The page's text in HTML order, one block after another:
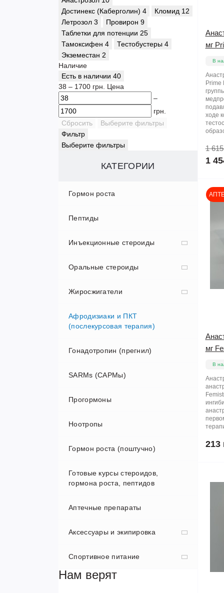
Достинекс (Каберголин) 4 Кломид 12
Летрозол 3 Провирон 9
Таблетки для потенции 25
Тамоксифен 4 Тестобустеры 4
Экземестан 2
Наличие
Есть в наличии 40
38 – 1700 грн. Цена
–
грн.
Сбросить
Выберите фильтры
Фильтр
Выберите фильтры
КАТЕГОРИИ
Гормон роста
Пептиды
Инъекционные стероиды
Болденон (Эквипойз)
Винстрол
Мастерон (Дростанолон)
Пропионат
Мастерон (Дростанолон) Энантат
Суспензия (акватест)
Тестостерон Пропионат
Тестостерон Ундеканоат
Тестостерон Фенилпропионат
Тестостерон Ципионат
Тренболон (Параболан)
Тренболон Ацетат
Тренболон Гекса
Тренболон микс (три-трен)
Тренболон Энантат
Туринабол инъекционный
Оральные стероиды
Анаполон (Оксиметолон)
Оксандролон (Анавар)
Жиросжигатели
Кленбутерол
Афродизиаки и ПКТ
(послекурсовая терапия)
Гонадотропин (прегнил)
SARMs (САРМы)
Прогормоны
Ноотропы
Гормон роста (поштучно)
Готовые курсы стероидов,
гормона роста, пептидов
Аптечные препараты
Аксессуары и экипировка
Атлетические пояса
Лямки, бинты
Спортивное питание
БАДы
Нам верят
мг
В
Prime
ходе
1
1
мг
В
213